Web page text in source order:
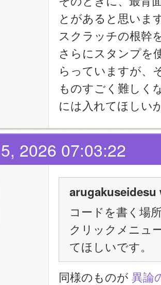
とがあると思いま
スクラッチの根幹
さらにスタンプを
らっていますが、
ものすごく難しく
には入れてほしい
2026 07:03:22
arugakuseidesu
コードを書く場
クリックメニュ
てほしいです。
同様のものが 異論